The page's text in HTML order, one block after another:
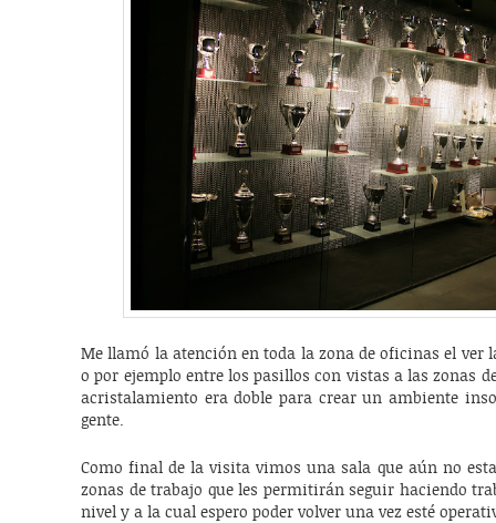
Me llamó la atención en toda la zona de oficinas el ver
o por ejemplo entre los pasillos con vistas a las zonas
acristalamiento era doble para crear un ambiente
gente.
Como final de la visita vimos una sala que aún no
zonas de trabajo que les permitirán seguir haciendo
nivel y a la cual espero poder volver una vez esté